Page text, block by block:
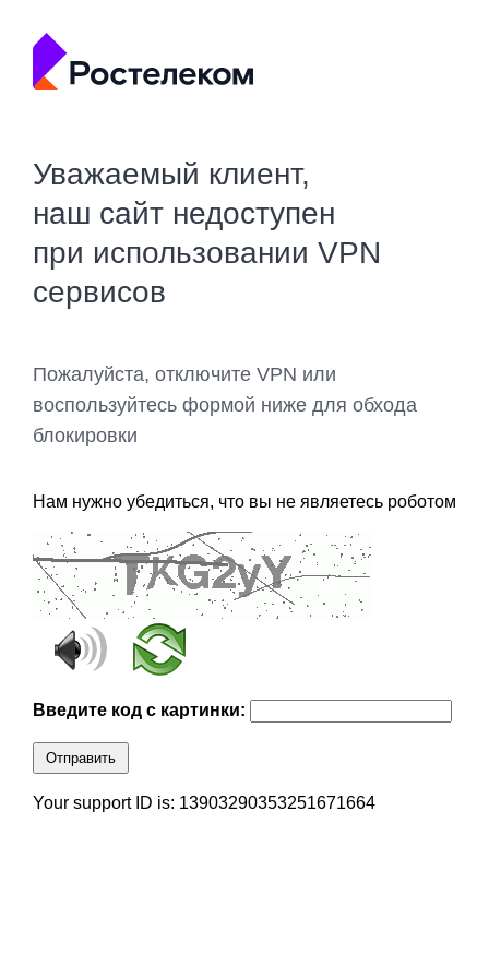
Уважаемый клиент,
наш сайт недоступен
при использовании VPN
сервисов
Пожалуйста, отключите VPN или
воспользуйтесь формой ниже для обхода
блокировки
Нам нужно убедиться, что вы не являетесь роботом
Введите код с картинки:
Отправить
Your support ID is: 13903290353251671664